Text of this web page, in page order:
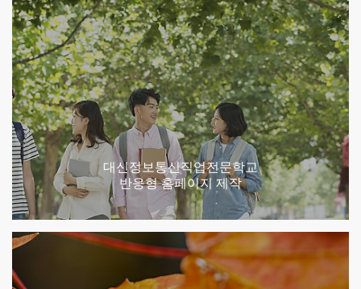
대신정보통신직업전문학교
반응형 홈페이지 제작